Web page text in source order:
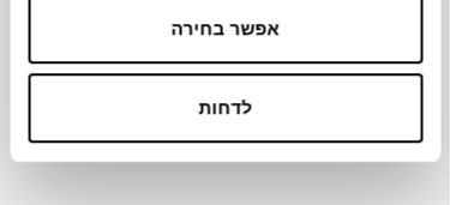
אפשר בחירה
לדחות